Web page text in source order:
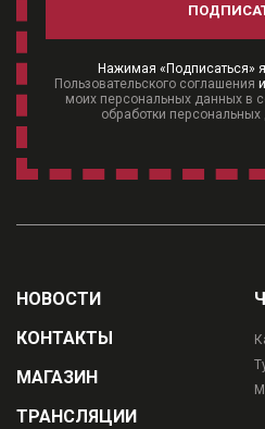
Нажимая «Подписаться»
Пользовательского соглашения и
моих персональных данных в
обработки
НОВОСТИ
КОНТАКТЫ
МАГАЗИН
ТРАНСЛЯЦИИ